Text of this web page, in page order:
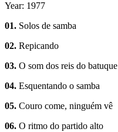
Year: 1977
01. Solos de samba
02. Repicando
03. O som dos reis do batuque
04. Esquentando o samba
05. Couro come, ninguém vê
06. O ritmo do partido alto